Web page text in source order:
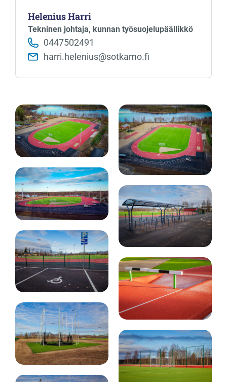
Helenius Harri
Tekninen johtaja, kunnan työsuojelupäällikkö
0447502491
harri.helenius@sotkamo.fi
Mustolan
yleisurheilukenttä